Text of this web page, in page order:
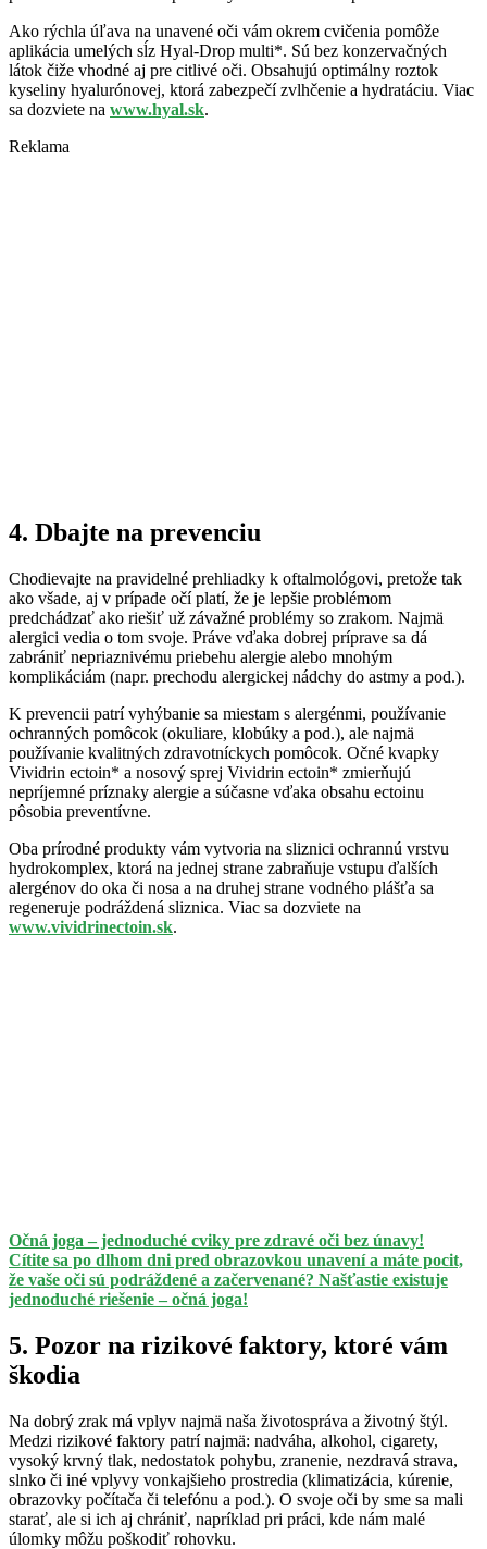
Ako rýchla úľava na unavené oči vám okrem cvičenia pomôže
aplikácia umelých sĺz Hyal-Drop multi*. Sú bez konzervačných
látok čiže vhodné aj pre citlivé oči. Obsahujú optimálny roztok
kyseliny hyalurónovej, ktorá zabezpečí zvlhčenie a hydratáciu. Viac
sa dozviete na www.hyal.sk.
Reklama
4. Dbajte na prevenciu
Chodievajte na pravidelné prehliadky k oftalmológovi, pretože tak
ako všade, aj v prípade očí platí, že je lepšie problémom
predchádzať ako riešiť už závažné problémy so zrakom. Najmä
alergici vedia o tom svoje. Práve vďaka dobrej príprave sa dá
zabrániť nepriaznivému priebehu alergie alebo mnohým
komplikáciám (napr. prechodu alergickej nádchy do astmy a pod.).
K prevencii patrí vyhýbanie sa miestam s alergénmi, používanie
ochranných pomôcok (okuliare, klobúky a pod.), ale najmä
používanie kvalitných zdravotníckych pomôcok. Očné kvapky
Vividrin ectoin* a nosový sprej Vividrin ectoin* zmierňujú
nepríjemné príznaky alergie a súčasne vďaka obsahu ectoinu
pôsobia preventívne.
Oba prírodné produkty vám vytvoria na sliznici ochrannú vrstvu
hydrokomplex, ktorá na jednej strane zabraňuje vstupu ďalších
alergénov do oka či nosa a na druhej strane vodného plášťa sa
regeneruje podráždená sliznica. Viac sa dozviete na
www.vividrinectoin.sk.
Očná joga – jednoduché cviky pre zdravé oči bez únavy!
Cítite sa po dlhom dni pred obrazovkou unavení a máte pocit,
že vaše oči sú podráždené a začervenané? Našťastie existuje
jednoduché riešenie – očná joga!
5. Pozor na rizikové faktory, ktoré vám
škodia
Na dobrý zrak má vplyv najmä naša životospráva a životný štýl.
Medzi rizikové faktory patrí najmä: nadváha, alkohol, cigarety,
vysoký krvný tlak, nedostatok pohybu, zranenie, nezdravá strava,
slnko či iné vplyvy vonkajšieho prostredia (klimatizácia, kúrenie,
obrazovky počítača či telefónu a pod.). O svoje oči by sme sa mali
starať, ale si ich aj chrániť, napríklad pri práci, kde nám malé
úlomky môžu poškodiť rohovku.